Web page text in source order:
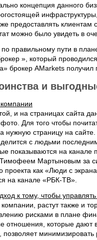
концепция данного
предоставлять
можно было увидеть в
правильному пути в
», который
брокер AMarkets получил
и
и на страницах сайта
Для того чтобы
нужную страницу на
делится с людьми
показываются на канале
Мартыновым за
проекта как «Люди с
на канале «РБК-ТВ».
к тому, чтобы
растут также и
рисками в плане
отношения, которые дают
позволяет